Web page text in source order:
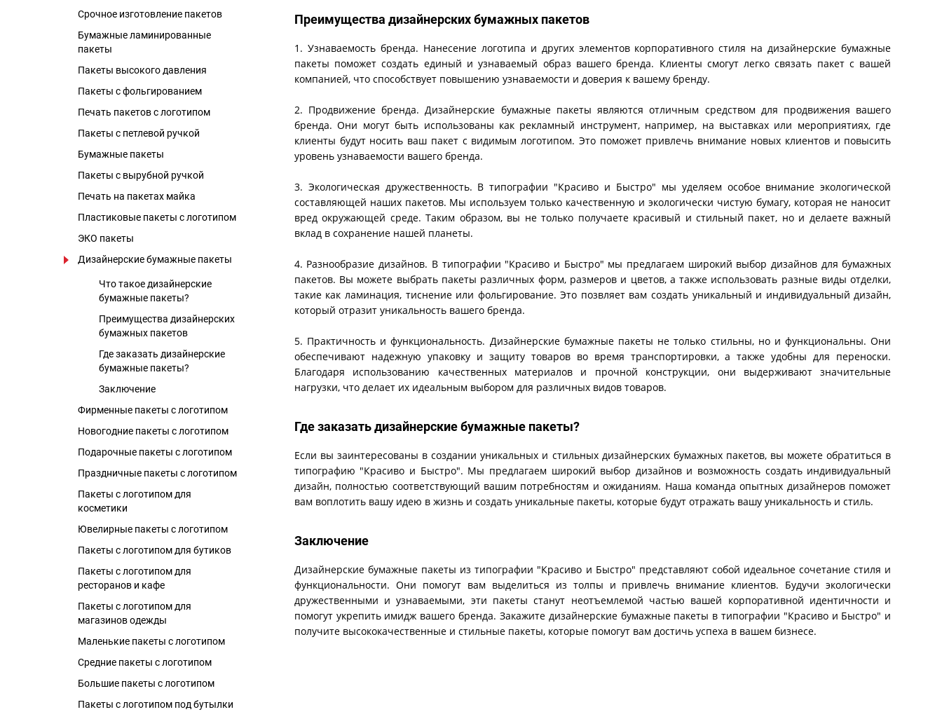
Срочное изготовление пакетов
Бумажные ламинированные
пакеты
Пакеты высокого давления
Пакеты с фольгированием
Печать пакетов с логотипом
Пакеты с петлевой ручкой
Бумажные пакеты
Пакеты с вырубной ручкой
Печать на пакетах майка
Пластиковые пакеты с логотипом
ЭКО пакеты
Дизайнерские бумажные пакеты
Что такое дизайнерские
бумажные пакеты?
Преимущества дизайнерских
бумажных пакетов
Где заказать дизайнерские
бумажные пакеты?
Заключение
Фирменные пакеты с логотипом
Новогодние пакеты с логотипом
Подарочные пакеты с логотипом
Праздничные пакеты с логотипом
Пакеты с логотипом для
косметики
Ювелирные пакеты с логотипом
Пакеты с логотипом для бутиков
Пакеты с логотипом для
ресторанов и кафе
Пакеты с логотипом для
магазинов одежды
Маленькие пакеты с логотипом
Средние пакеты с логотипом
Большие пакеты с логотипом
Пакеты с логотипом под бутылки
Преимущества дизайнерских бумажных пакетов
1. Узнаваемость бренда. Нанесение логотипа и других элементов корпоративного стиля на дизайнерские бумажные
пакеты поможет создать единый и узнаваемый образ вашего бренда. Клиенты смогут легко связать пакет с вашей
компанией, что способствует повышению узнаваемости и доверия к вашему бренду.
2. Продвижение бренда. Дизайнерские бумажные пакеты являются отличным средством для продвижения вашего
бренда. Они могут быть использованы как рекламный инструмент, например, на выставках или мероприятиях, где
клиенты будут носить ваш пакет с видимым логотипом. Это поможет привлечь внимание новых клиентов и повысить
уровень узнаваемости вашего бренда.
3. Экологическая дружественность. В типографии "Красиво и Быстро" мы уделяем особое внимание экологической
составляющей наших пакетов. Мы используем только качественную и экологически чистую бумагу, которая не наносит
вред окружающей среде. Таким образом, вы не только получаете красивый и стильный пакет, но и делаете важный
вклад в сохранение нашей планеты.
4. Разнообразие дизайнов. В типографии "Красиво и Быстро" мы предлагаем широкий выбор дизайнов для бумажных
пакетов. Вы можете выбрать пакеты различных форм, размеров и цветов, а также использовать разные виды отделки,
такие как ламинация, тиснение или фольгирование. Это позвляет вам создать уникальный и индивидуальный дизайн,
который отразит уникальность вашего бренда.
5. Практичность и функциональность. Дизайнерские бумажные пакеты не только стильны, но и функциональны. Они
обеспечивают надежную упаковку и защиту товаров во время транспортировки, а также удобны для переноски.
Благодаря использованию качественных материалов и прочной конструкции, они выдерживают значительные
нагрузки, что делает их идеальным выбором для различных видов товаров.
Где заказать дизайнерские бумажные пакеты?
Если вы заинтересованы в создании уникальных и стильных дизайнерских бумажных пакетов, вы можете обратиться в
типографию "Красиво и Быстро". Мы предлагаем широкий выбор дизайнов и возможность создать индивидуальный
дизайн, полностью соответствующий вашим потребностям и ожиданиям. Наша команда опытных дизайнеров поможет
вам воплотить вашу идею в жизнь и создать уникальные пакеты, которые будут отражать вашу уникальность и стиль.
Заключение
Дизайнерские бумажные пакеты из типографии "Красиво и Быстро" представляют собой идеальное сочетание стиля и
функциональности. Они помогут вам выделиться из толпы и привлечь внимание клиентов. Будучи экологически
дружественными и узнаваемыми, эти пакеты станут неотъемлемой частью вашей корпоративной идентичности и
помогут укрепить имидж вашего бренда. Закажите дизайнерские бумажные пакеты в типографии "Красиво и Быстро" и
получите высококачественные и стильные пакеты, которые помогут вам достичь успеха в вашем бизнесе.